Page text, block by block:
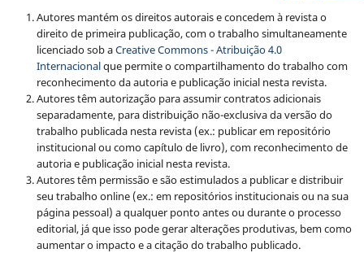
Autores mantém os direitos autorais e concedem à revista o
direito de primeira publicação, com o trabalho simultaneamente
licenciado sob aCreative Commons - Atribuição 4.0
Internacionalque permite o compartilhamento do trabalho com
reconhecimento da autoria e publicação inicial nesta revista.
Autores têm autorização para assumir contratos adicionais
separadamente, para distribuição não-exclusiva da versão do
trabalho publicada nesta revista (ex.: publicar em repositório
institucional ou como capítulo de livro), com reconhecimento de
autoria e publicação inicial nesta revista.
Autores têm permissão e são estimulados a publicar e distribuir
seu trabalho online (ex.: em repositórios institucionais ou na sua
página pessoal) a qualquer ponto antes ou durante o processo
editorial, já que isso pode gerar alterações produtivas, bem como
aumentar o impacto e a citação do trabalho publicado.